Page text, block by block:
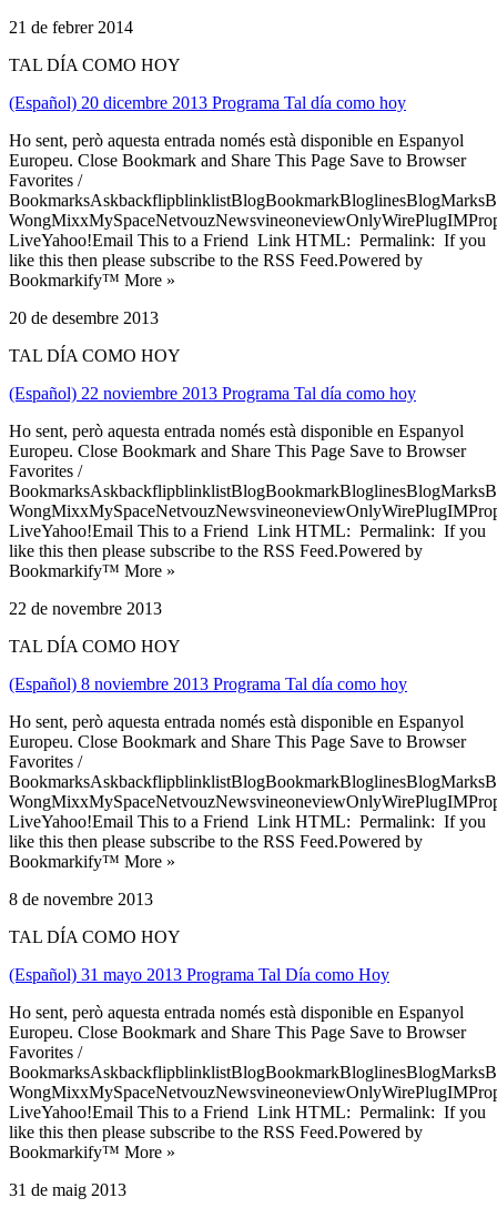
21 de febrer 2014
TAL DÍA COMO HOY
(Español) 20 dicembre 2013 Programa Tal día como hoy
Ho sent, però aquesta entrada només està disponible en Espanyol
Europeu. Close Bookmark and Share This Page Save to Browser
Favorites /
LiveYahoo!Email This to a Friend Link HTML: Permalink: If you
like this then please subscribe to the RSS Feed.Powered by
Bookmarkify™ More »
20 de desembre 2013
TAL DÍA COMO HOY
(Español) 22 noviembre 2013 Programa Tal día como hoy
Ho sent, però aquesta entrada només està disponible en Espanyol
Europeu. Close Bookmark and Share This Page Save to Browser
Favorites /
LiveYahoo!Email This to a Friend Link HTML: Permalink: If you
like this then please subscribe to the RSS Feed.Powered by
Bookmarkify™ More »
22 de novembre 2013
TAL DÍA COMO HOY
(Español) 8 noviembre 2013 Programa Tal día como hoy
Ho sent, però aquesta entrada només està disponible en Espanyol
Europeu. Close Bookmark and Share This Page Save to Browser
Favorites /
LiveYahoo!Email This to a Friend Link HTML: Permalink: If you
like this then please subscribe to the RSS Feed.Powered by
Bookmarkify™ More »
8 de novembre 2013
TAL DÍA COMO HOY
(Español) 31 mayo 2013 Programa Tal Día como Hoy
Ho sent, però aquesta entrada només està disponible en Espanyol
Europeu. Close Bookmark and Share This Page Save to Browser
Favorites /
LiveYahoo!Email This to a Friend Link HTML: Permalink: If you
like this then please subscribe to the RSS Feed.Powered by
Bookmarkify™ More »
31 de maig 2013